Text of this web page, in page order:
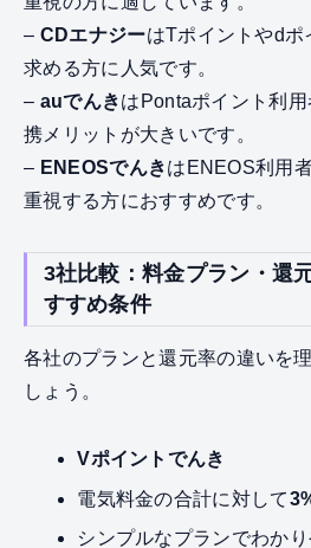
– CDエナジーはTポイントやdポ
求める方に人気です。
– auでんきはPontaポイント利
携メリットが大きいです。
– ENEOSでんきはENEOS利用
重視する方におすすめです。
3社比較：料金プラン・還
すすめ条件
各社のプランと還元率の違いを
しょう。
Vポイントでんき
電気料金の合計に対して
シンプルなプランでわか